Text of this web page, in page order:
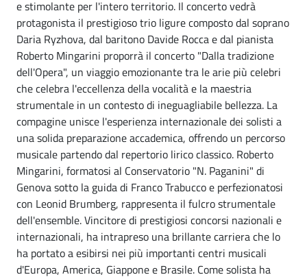
e stimolante per l'intero territorio. Il concerto vedrà
protagonista il prestigioso trio ligure composto dal soprano
Daria Ryzhova, dal baritono Davide Rocca e dal pianista
Roberto Mingarini proporrà il concerto "Dalla tradizione
dell'Opera", un viaggio emozionante tra le arie più celebri
che celebra l'eccellenza della vocalità e la maestria
strumentale in un contesto di ineguagliabile bellezza. La
compagine unisce l'esperienza internazionale dei solisti a
una solida preparazione accademica, offrendo un percorso
musicale partendo dal repertorio lirico classico. Roberto
Mingarini, formatosi al Conservatorio "N. Paganini" di
Genova sotto la guida di Franco Trabucco e perfezionatosi
con Leonid Brumberg, rappresenta il fulcro strumentale
dell'ensemble. Vincitore di prestigiosi concorsi nazionali e
internazionali, ha intrapreso una brillante carriera che lo
ha portato a esibirsi nei più importanti centri musicali
d'Europa, America, Giappone e Brasile. Come solista ha